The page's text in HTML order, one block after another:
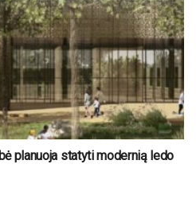
planuoja statyti modernią ledo